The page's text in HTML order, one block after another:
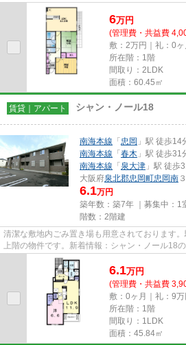
オシ物件情報：「デイスターN...
6万円
(管理費・共益費
敷：2万円｜礼：0ヶ
所在階：1階
間取り：2LDK
面積：60.45㎡
賃貸｜アパート シャン・ノール18
南海本線 「 忠岡 」駅 徒歩14
南海本線 「 春木 」駅 徒歩31
南海本線 「 泉大津 」駅 徒歩
大阪府泉北郡忠岡町忠岡南
6.1万円
築年数：築7年 ｜募集中： 1
階数：2階建
清潔な敷地内ごみ置き場も用意されております
上階の物件です。新着情報：シャン・ノール18
産センターには、泉北郡忠岡...
6.1万円
(管理費・共益費
敷：0ヶ月｜礼：9万
所在階：1階
間取り：1LDK
面積：45.84㎡